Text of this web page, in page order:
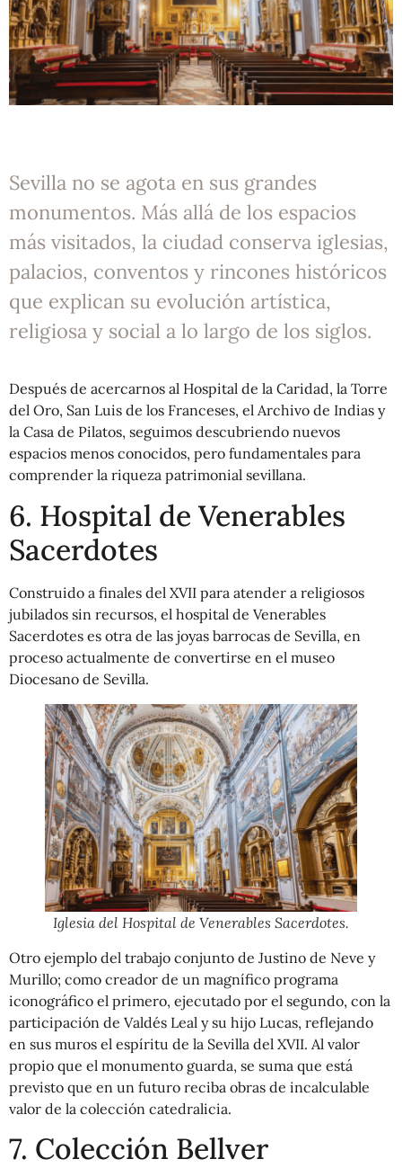
Sevilla no se agota en sus grandes
monumentos. Más allá de los espacios
más visitados, la ciudad conserva iglesias,
palacios, conventos y rincones históricos
que explican su evolución artística,
religiosa y social a lo largo de los siglos.
Después de acercarnos al Hospital de la Caridad, la Torre
del Oro, San Luis de los Franceses, el Archivo de Indias y
la Casa de Pilatos, seguimos descubriendo nuevos
espacios menos conocidos, pero fundamentales para
comprender la riqueza patrimonial sevillana.
6. Hospital de Venerables
Sacerdotes
Construido a finales del XVII para atender a religiosos
jubilados sin recursos, el hospital de Venerables
Sacerdotes es otra de las joyas barrocas de Sevilla, en
proceso actualmente de convertirse en el museo
Diocesano de Sevilla.
Iglesia del Hospital de Venerables Sacerdotes.
Otro ejemplo del trabajo conjunto de Justino de Neve y
Murillo; como creador de un magnífico programa
iconográfico el primero, ejecutado por el segundo, con la
participación de Valdés Leal y su hijo Lucas, reflejando
en sus muros el espíritu de la Sevilla del XVII. Al valor
propio que el monumento guarda, se suma que está
previsto que en un futuro reciba obras de incalculable
valor de la colección catedralicia.
7. Colección Bellver